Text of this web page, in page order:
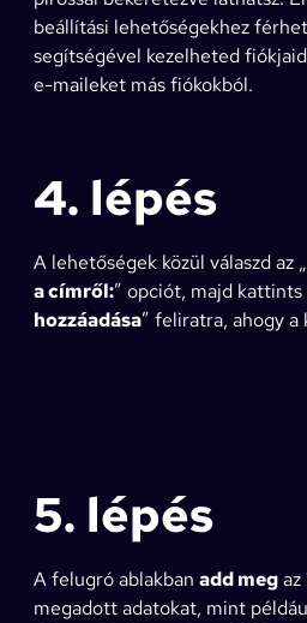
beállítási lehetőségekhez
segítségével kezelheted
e-maileket más fiókokból.
4. lépés
A lehetőségek közül válaszd az „
a címről:” opciót, majd kattints
hozzáadása” feliratra, ahogy a
5. lépés
A felugró ablakban add megaz
megadott adatokat, mint